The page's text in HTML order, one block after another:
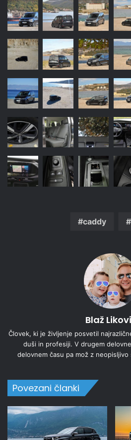
caddy
Blaž
Človek, ki je življenje posvetil
duši in profesiji. V drugem
delovnem času pa mož z
Povezani članki